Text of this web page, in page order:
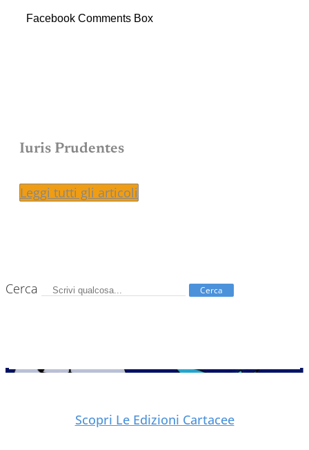
Facebook Comments Box
Iuris Prudentes
Leggi tutti gli articoli
Cerca Cerca
Scopri Le Edizioni Cartacee